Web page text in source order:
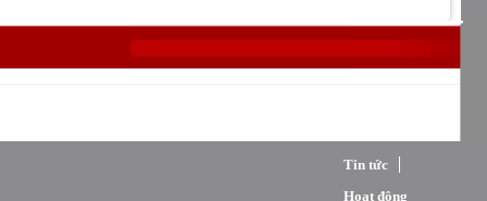
Tin tức
Hoạt động